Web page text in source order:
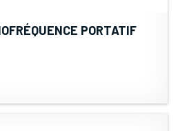
PORTATIF